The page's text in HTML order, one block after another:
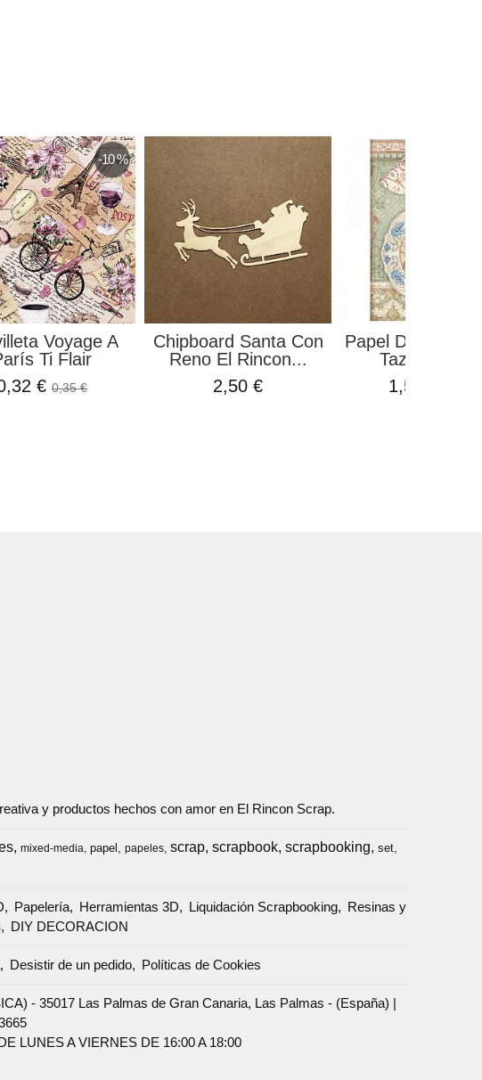
-10 %
Voyage A
Ti Flair
€0,35 €
Chipboard Santa Con
Reno El Rincon...
2,50 €
Papel De Arroz
Tazas
1,50 €
y productos hechos con amor en El Rincon Scrap.
mixed-media papel papeles scrap scrapbook scrapbooking set
Papelería Herramientas 3D Liquidación Scrapbooking
Resinas y
DIY DECORACION
Desistir de un pedido Políticas de Cookies
- 35017 Las Palmas de Gran Canaria, Las Palmas - (España) |
LUNES A VIERNES DE 16:00 A 18:00